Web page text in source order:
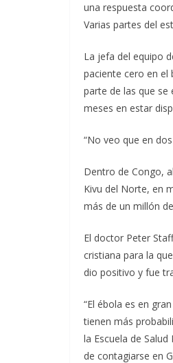
una respuesta
Varias partes del
La jefa del equipo
paciente cero en el
parte de las que se
meses en estar
“No veo que en
Dentro de Congo,
Kivu del Norte, en
más de un millón
El doctor Peter
cristiana para la
dio positivo y fue
“El ébola es en
tienen más
la Escuela de
de contagiarse en